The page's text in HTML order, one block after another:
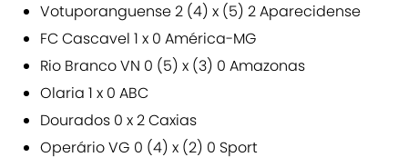
Votuporanguense 2 (4) x (5) 2 Aparecidense
FC Cascavel 1 x 0 América-MG
Rio Branco VN 0 (5) x (3) 0 Amazonas
Olaria 1 x 0 ABC
Dourados 0 x 2 Caxias
Operário VG 0 (4) x (2) 0 Sport